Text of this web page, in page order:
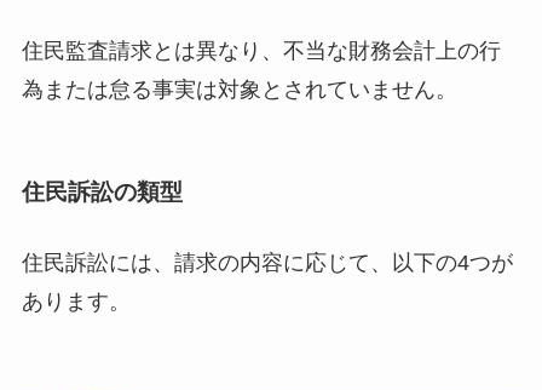
住民監査請求とは異なり、不当な財務会計上の行
為または怠る事実は対象とされていません。
住民訴訟の類型
住民訴訟には、請求の内容に応じて、以下の4つが
あります。